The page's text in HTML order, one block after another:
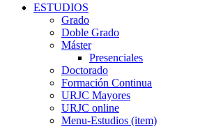
ESTUDIOS
Grado
Doble Grado
Máster
Presenciales
Doctorado
Formación Continua
URJC Mayores
URJC online
Menu-Estudios (item)